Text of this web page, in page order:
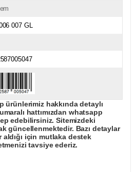
007 GL
hakkında detaylı
hattımızdan whatsapp
edebilirsiniz. Sitemizdeki
güncellenmektedir. Bazı detaylar
için mutlaka destek
tavsiye ederiz.